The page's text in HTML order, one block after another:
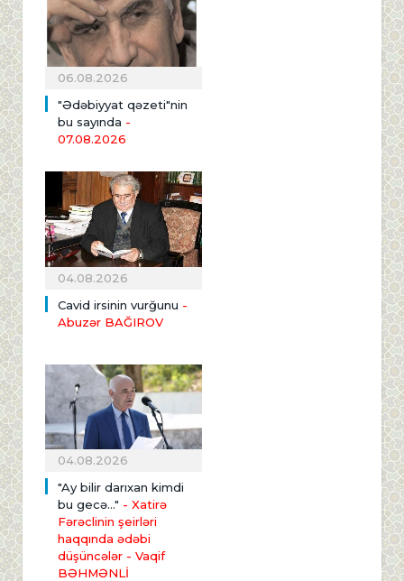
06.08.2026
"Ədəbiyyat qəzeti"nin
bu sayında -
07.08.2026
04.08.2026
Cavid irsinin vurğunu -
Abuzər BAĞIROV
04.08.2026
"Ay bilir darıxan kimdi
bu gecə..." - Xatirə
Fərəclinin şeirləri
haqqında ədəbi
düşüncələr - Vaqif
BƏHMƏNLİ